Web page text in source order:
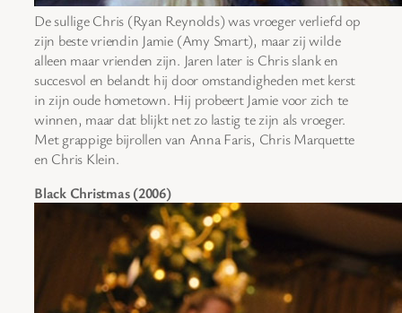
De sullige Chris (Ryan Reynolds) was vroeger verliefd op
zijn beste vriendin Jamie (Amy Smart), maar zij wilde
alleen maar vrienden zijn. Jaren later is Chris slank en
succesvol en belandt hij door omstandigheden met kerst
in zijn oude hometown. Hij probeert Jamie voor zich te
winnen, maar dat blijkt net zo lastig te zijn als vroeger.
Met grappige bijrollen van Anna Faris, Chris Marquette
en Chris Klein.
Black Christmas (2006)